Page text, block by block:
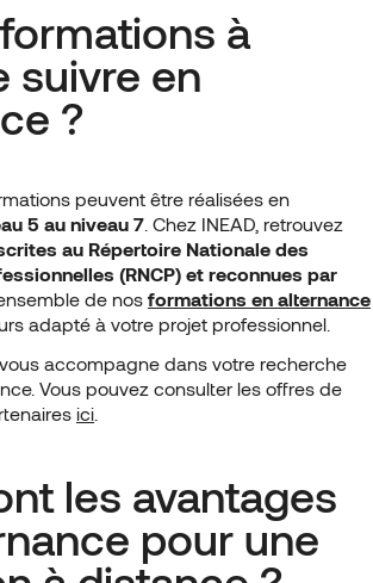
à
suivre en
?
peuvent être réalisées en
5 au niveau 7 . Chez INEAD, retrouvez
au Répertoire Nationale des
(RNCP) et reconnues par
de nos formations en alternance
adapté à votre projet professionnel.
accompagne dans votre recherche
Vous pouvez consulter les offres de
ici
les avantages
pour une